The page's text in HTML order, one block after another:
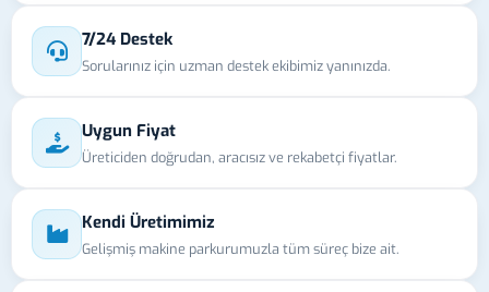
7/24 Destek
Sorularınız için uzman destek ekibimiz yanınızda.
Uygun Fiyat
Üreticiden doğrudan, aracısız ve rekabetçi fiyatlar.
Kendi Üretimimiz
Gelişmiş makine parkurumuzla tüm süreç bize ait.